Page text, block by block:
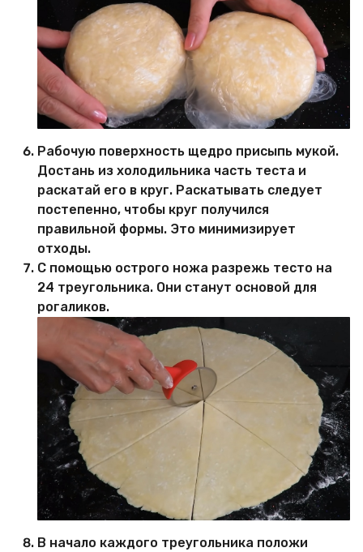
Рабочую поверхность щедро присыпь мукой.
Достань из холодильника часть теста и
раскатай его в круг. Раскатывать следует
постепенно, чтобы круг получился
правильной формы. Это минимизирует
отходы.
С помощью острого ножа разрежь тесто на
24 треугольника. Они станут основой для
рогаликов.
В начало каждого треугольника положи